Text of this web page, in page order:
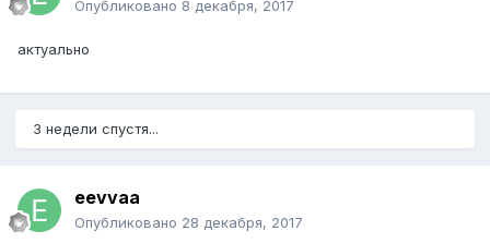
Опубликовано 8 декабря, 2017
актуально
3 недели спустя...
eevvaa
Опубликовано 28 декабря, 2017